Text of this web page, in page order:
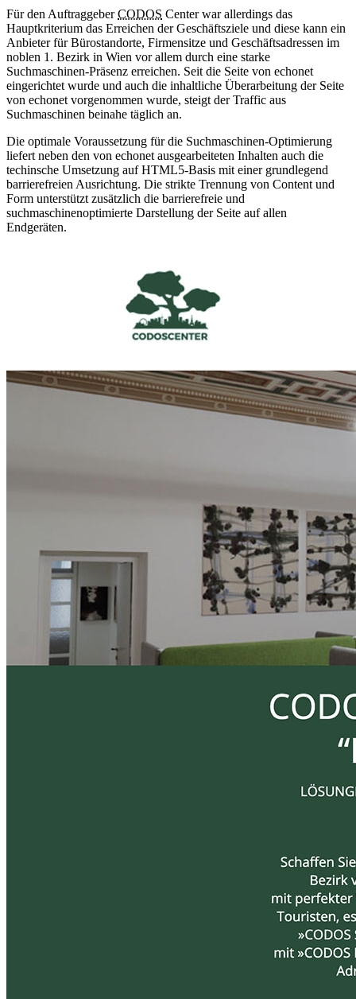
Für den AuftraggeberCODOS Center war allerdings das
Hauptkriterium das Erreichen der Geschäftsziele und diese kann ein
Anbieter für Bürostandorte, Firmensitze und Geschäftsadressen im
noblen 1. Bezirk in Wien vor allem durch eine starke
Suchmaschinen-Präsenz erreichen. Seit die Seite von echonet
eingerichtet wurde und auch die inhaltliche Überarbeitung der Seite
von echonet vorgenommen wurde, steigt der Traffic aus
Suchmaschinen beinahe täglich an.
Die optimale Voraussetzung für die Suchmaschinen-Optimierung
liefert neben den von echonet ausgearbeiteten Inhalten auch die
techinsche Umsetzung auf HTML5-Basis mit einer grundlegend
barrierefreien Ausrichtung. Die strikte Trennung von Content und
Form unterstützt zusätzlich die barrierefreie und
suchmaschinenoptimierte Darstellung der Seite auf allen
Endgeräten.